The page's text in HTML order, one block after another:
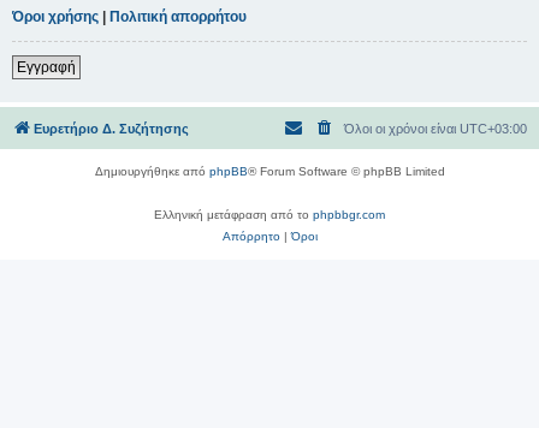
Όροι χρήσης | Πολιτική απορρήτου
Εγγραφή
Ευρετήριο Δ. Συζήτησης Όλοι οι χρόνοι είναι UTC+03:00
Δημιουργήθηκε από phpBB® Forum Software © phpBB Limited
Ελληνική μετάφραση από το phpbbgr.com
Απόρρητο|Όροι